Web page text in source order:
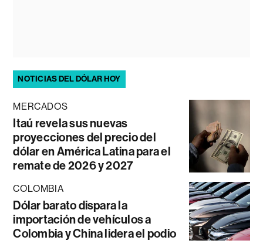
NOTICIAS DEL DÓLAR HOY
MERCADOS
Itaú revela sus nuevas
proyecciones del precio del
dólar en América Latina para el
remate de 2026 y 2027
COLOMBIA
Dólar barato dispara la
importación de vehículos a
Colombia y China lidera el podio